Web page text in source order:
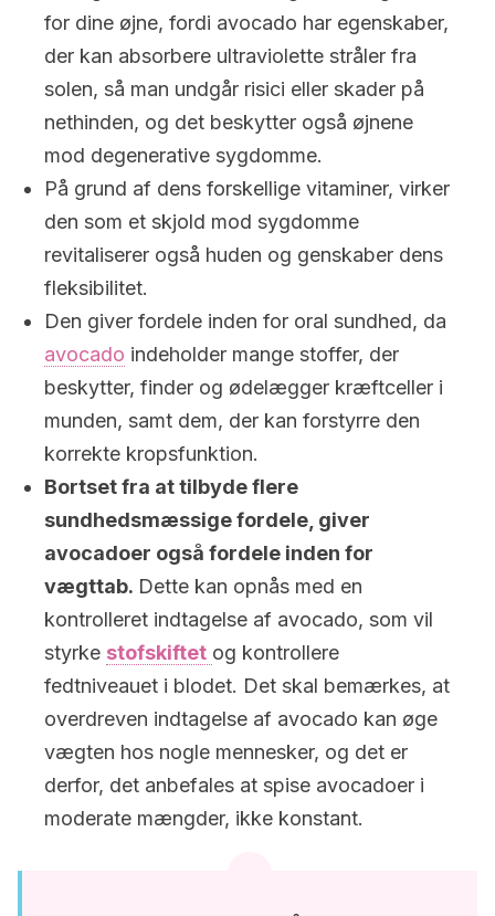
for dine øjne, fordi avocado har egenskaber,
der kan absorbere ultraviolette stråler fra
solen, så man undgår risici eller skader på
nethinden, og det beskytter også øjnene
mod degenerative sygdomme.
På grund af dens forskellige vitaminer, virker
den som et skjold mod sygdomme
revitaliserer også huden og genskaber dens
fleksibilitet.
Den giver fordele inden for oral sundhed, da
avocado indeholder mange stoffer, der
beskytter, finder og ødelægger kræftceller i
munden, samt dem, der kan forstyrre den
korrekte kropsfunktion.
Bortset fra at tilbyde flere
sundhedsmæssige fordele, giver
avocadoer også fordele inden for
vægttab. Dette kan opnås med en
kontrolleret indtagelse af avocado, som vil
styrke stofskiftet og kontrollere
fedtniveauet i blodet. Det skal bemærkes, at
overdreven indtagelse af avocado kan øge
vægten hos nogle mennesker, og det er
derfor, det anbefales at spise avocadoer i
moderate mængder, ikke konstant.